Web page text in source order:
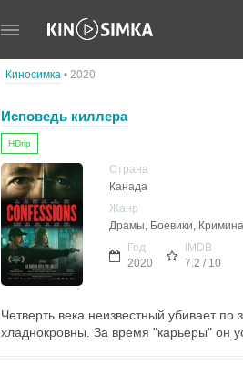
Киносимка • 2020
Исповедь киллера
HDrip
Страна
Канада
Жанр
Драмы, Боевики,
Год
2020
IMDB
7.2 / 10
Четверть века неизвестный убивает
хладнокровны. За время "карьеры" он